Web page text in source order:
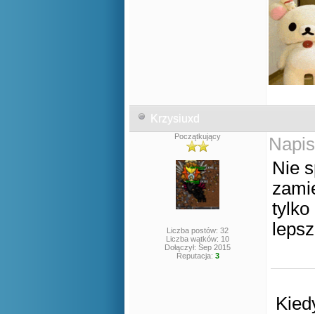
Krzysiuxd
Początkujący
Liczba postów: 32
Liczba wątków: 10
Dołączył: Sep 2015
Reputacja: 3
Nie
tylko